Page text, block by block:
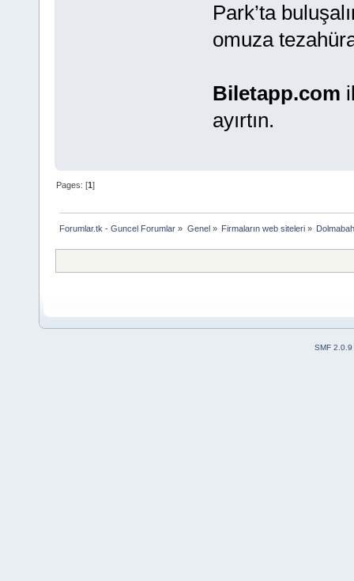
Park’ta
omuza
Biletapp.com
ayırtın.
Pages: [1]
Forumlar.tk - Guncel Forumlar » Genel » Firmaların web siteleri»
SMF 2.0.9